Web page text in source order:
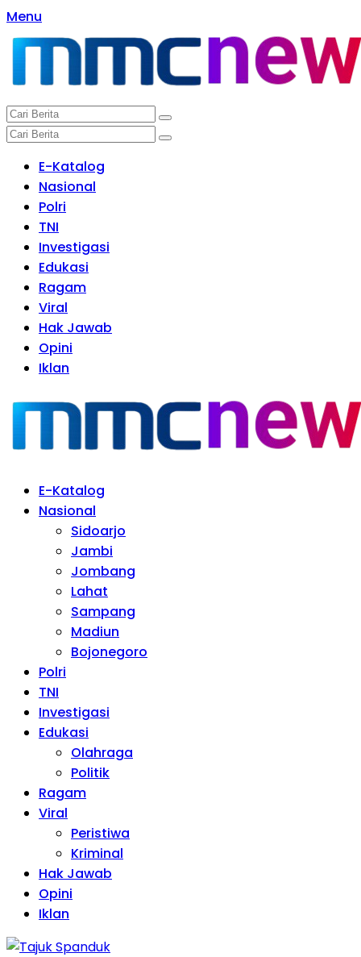
Langsung
ke
konten
Menu
E-Katalog
Nasional
Polri
TNI
Investigasi
Edukasi
Ragam
Viral
Hak Jawab
Opini
Iklan
E-Katalog
Nasional
Sidoarjo
Jambi
Jombang
Lahat
Sampang
Madiun
Bojonegoro
Polri
TNI
Investigasi
Edukasi
Olahraga
Politik
Ragam
Viral
Peristiwa
Kriminal
Hak Jawab
Opini
Iklan